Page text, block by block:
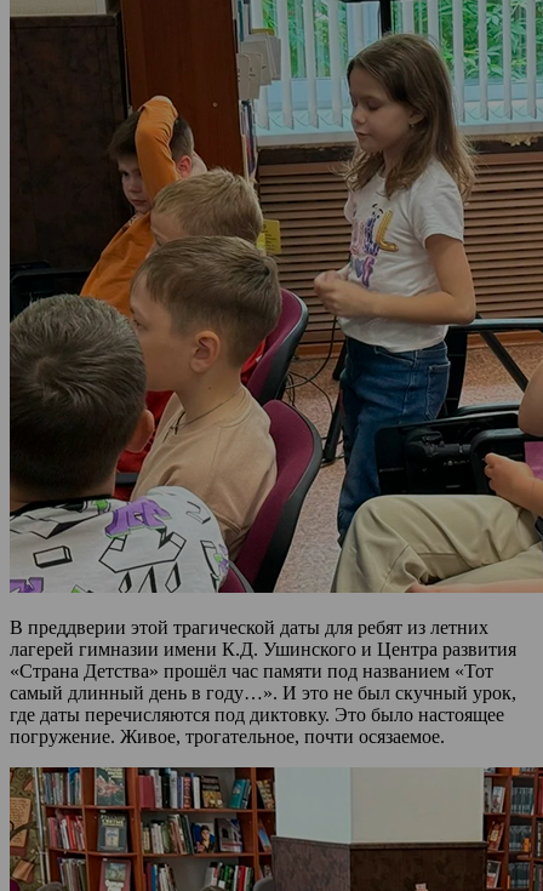
В преддверии этой трагической даты для ребят из летних
лагерей гимназии имени К.Д. Ушинского и Центра развития
«Страна Детства» прошёл час памяти под названием «Тот
самый длинный день в году…». И это не был скучный урок,
где даты перечисляются под диктовку. Это было настоящее
погружение. Живое, трогательное, почти осязаемое.